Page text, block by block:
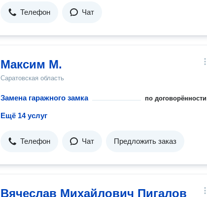
Телефон Чат
Максим М.
Саратовская область
Замена гаражного замка по договорённости
Ещё 14 услуг
Телефон Чат Предложить заказ
Вячеслав Михайлович Пигалов